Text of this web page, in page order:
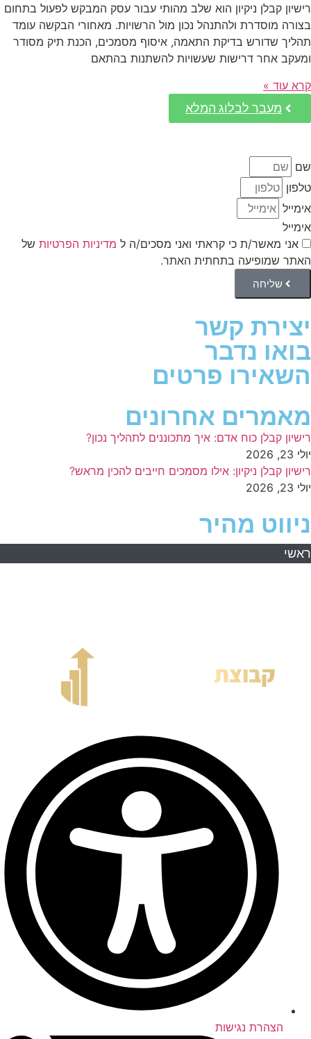
רישיון קבלן ניקיון הוא שלב מהותי עבור עסק המבקש לפעול בתחום
בצורה מוסדרת ולהתנהל נכון מול הרשויות. מאחורי הבקשה עומד
תהליך שדורש בדיקת התאמה, איסוף מסמכים, הכנת תיק מסודר
ומעקב אחר דרישות שעשויות להשתנות בהתאם
קרא עוד »
מעבר לבלוג המלא
שם
טלפון
אימייל
אימייל
אני מאשר/ת כי קראתי ואני מסכים/ה ל מדיניות הפרטיות של
האתר שמופיעה בתחתית האתר.
שליחה
יצירת קשר
בואו נדבר
השאירו פרטים
מאמרים אחרונים
רישיון קבלן כוח אדם: איך מתכוננים לתהליך נכון?
יולי 23, 2026
רישיון קבלן ניקיון: אילו מסמכים חייבים להכין מראש?
יולי 23, 2026
ניווט מהיר
ראשי
הצהרת נגישות